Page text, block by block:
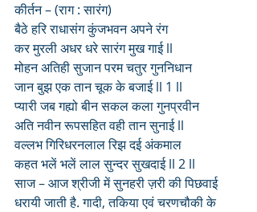
कीर्तन – (राग : सारंग)
बैठे हरि राधासंग कुंजभवन अपने रंग
कर मुरली अधर धरे सारंग मुख गाई ll
मोहन अतिही सुजान परम चतुर गुननिधान
जान बुझ एक तान चूक के बजाई ll 1 ll
प्यारी जब गह्यो बीन सकल कला गुनप्रवीन
अति नवीन रूपसहित वही तान सुनाई ll
वल्लभ गिरिधरनलाल रिझ दई अंकमाल
कहत भलें भलें लाल सुन्दर सुखदाई ll 2 ll
साज – आज श्रीजी में सुनहरी ज़री की पिछवाई
धरायी जाती है. गादी, तकिया एवं चरणचौकी के